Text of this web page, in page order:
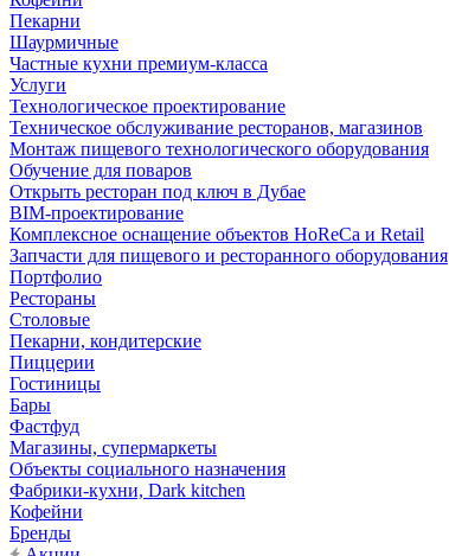
Пекарни
Шаурмичные
Частные кухни премиум-класса
Услуги
Технологическое проектирование
Техническое обслуживание ресторанов, магазинов
Монтаж пищевого технологического оборудования
Обучение для поваров
Открыть ресторан под ключ в Дубае
BIM-проектирование
Комплексное оснащение объектов HoReCa и Retail
Запчасти для пищевого и ресторанного оборудования
Портфолио
Рестораны
Столовые
Пекарни, кондитерские
Пиццерии
Гостиницы
Бары
Фастфуд
Магазины, супермаркеты
Объекты социального назначения
Фабрики-кухни, Dark kitchen
Кофейни
Бренды